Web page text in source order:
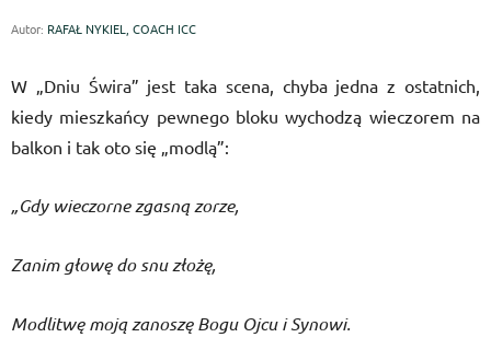
Autor: RAFAŁ NYKIEL, COACH ICC
W „Dniu Świra” jest taka scena, chyba jedna z ostatnich,
kiedy mieszkańcy pewnego bloku wychodzą wieczorem na
balkon i tak oto się „modlą”:
„Gdy wieczorne zgasną zorze,
Zanim głowę do snu złożę,
Modlitwę moją zanoszę Bogu Ojcu i Synowi.